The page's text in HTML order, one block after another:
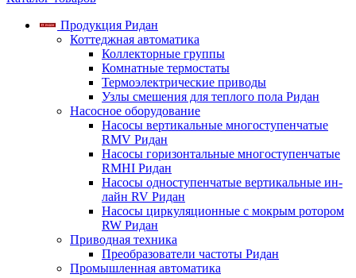
Продукция Ридан
Коттеджная автоматика
Коллекторные группы
Комнатные термостаты
Термоэлектрические приводы
Узлы смешения для теплого пола Ридан
Насосное оборудование
Насосы вертикальные многоступенчатые
RMV Ридан
Насосы горизонтальные многоступенчатые
RMHI Ридан
Насосы одноступенчатые вертикальные ин-
лайн RV Ридан
Насосы циркуляционные с мокрым ротором
RW Ридан
Приводная техника
Преобразователи частоты Ридан
Промышленная автоматика